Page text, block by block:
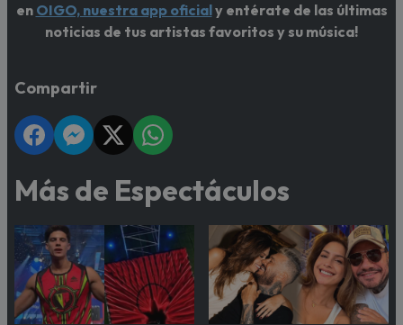
en OIGO, nuestra app oficialy entérate de las últimas
noticias de tus artistas favoritos y su música!
Compartir
Más de Espectáculos